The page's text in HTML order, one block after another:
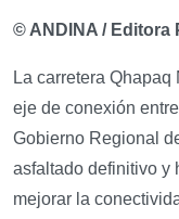
© ANDINA / Editora
La carretera
eje de conexión
Gobierno Regional
asfaltado definitivo y
mejorar la